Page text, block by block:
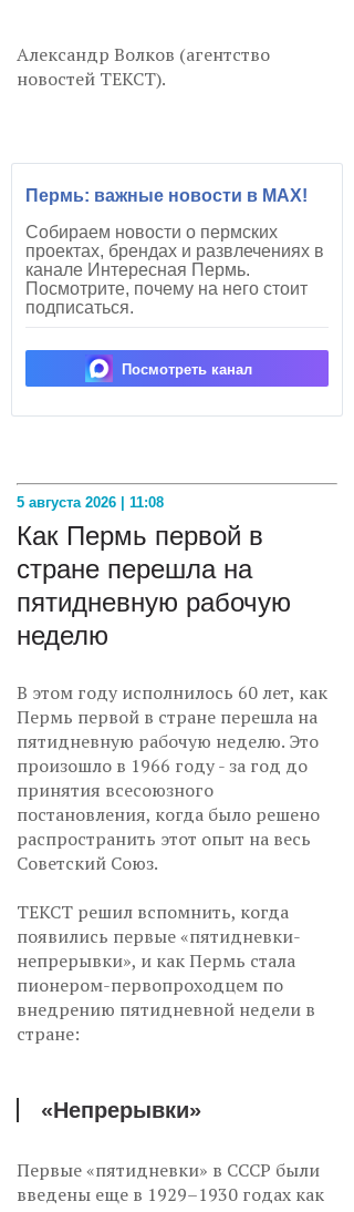
Александр Волков (агентство
новостей ТЕКСТ).
Пермь: важные новости в MAX!
Собираем новости о пермских
проектах, брендах и развлечениях в
канале Интересная Пермь.
Посмотрите, почему на него стоит
подписаться.
Посмотреть канал
5 августа 2026 | 11:08
Как Пермь первой в
стране перешла на
пятидневную рабочую
неделю
В этом году исполнилось 60 лет, как
Пермь первой в стране перешла на
пятидневную рабочую неделю. Это
произошло в 1966 году - за год до
принятия всесоюзного
постановления, когда было решено
распространить этот опыт на весь
Советский Союз.
ТЕКСТ решил вспомнить, когда
появились первые «пятидневки-
непрерывки», и как Пермь стала
пионером-первопроходцем по
внедрению пятидневной недели в
стране:
«Непрерывки»
Первые «пятидневки» в СССР были
введены еще в 1929–1930 годах как